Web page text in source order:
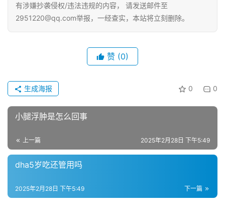
有涉嫌抄袭侵权/违法违规的内容， 请发送邮件至
2951220@qq.com举报，一经查实，本站将立刻删除。
赞 (0)
0 0
生成海报
小腿浮肿是怎么回事
上一篇 2025年2月28日 下午5:49
dha5岁吃还管用吗
下一篇
2025年2月28日 下午5:49